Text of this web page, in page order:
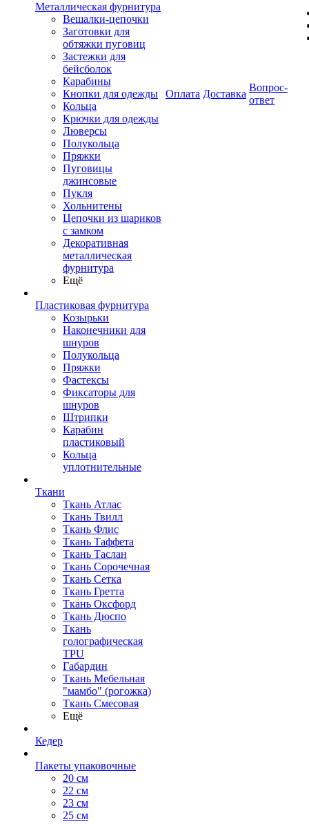
Металлическая фурнитура
Вешалки-цепочки
Заготовки для
обтяжки пуговиц
Застежки для
бейсболок
Карабины
Кнопки для одежды
Кольца
Крючки для одежды
Люверсы
Полукольца
Пряжки
Пуговицы
джинсовые
Пукля
Хольнитены
Цепочки из шариков
с замком
Декоративная
металлическая
фурнитура
Ещё
Пластиковая фурнитура
Козырьки
Наконечники для
шнуров
Полукольца
Пряжки
Фастексы
Фиксаторы для
шнуров
Штрипки
Карабин
пластиковый
Кольца
уплотнительные
Ткани
Ткань Атлас
Ткань Твилл
Ткань Флис
Ткань Таффета
Ткань Таслан
Ткань Сорочечная
Ткань Сетка
Ткань Гретта
Ткань Оксфорд
Ткань Дюспо
Ткань
голографическая
TPU
Габардин
Ткань Мебельная
"мамбо" (рогожка)
Ткань Смесовая
Ещё
Кедер
Пакеты упаковочные
20 см
22 см
23 см
25 см
Оплата Доставка
Вопрос-
ответ